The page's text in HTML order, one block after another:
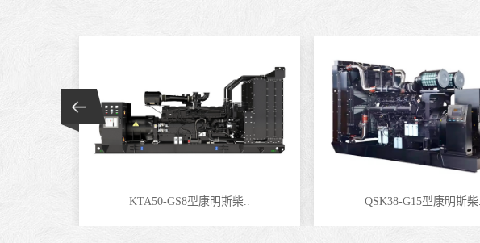
KTA50-GS8型康明斯柴.. QSK38-G15型康明斯柴..